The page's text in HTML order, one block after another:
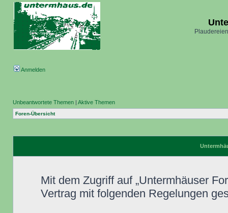
Anmelden
Unbeantwortete Themen | Aktive Themen
Foren-Übersicht
Mit dem Zugriff auf „Untermhäuser
Vertrag mit folgenden Regelungen